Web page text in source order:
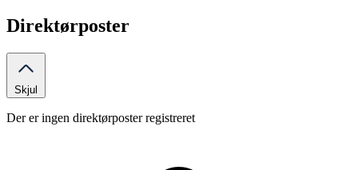
Direktørposter
Skjul
Der er ingen direktørposter registreret